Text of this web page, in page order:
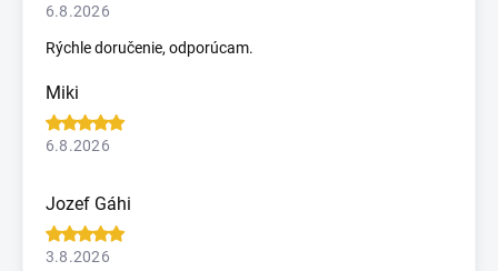
6.8.2026
Rýchle doručenie, odporúcam.
Miki
6.8.2026
Jozef Gáhi
3.8.2026